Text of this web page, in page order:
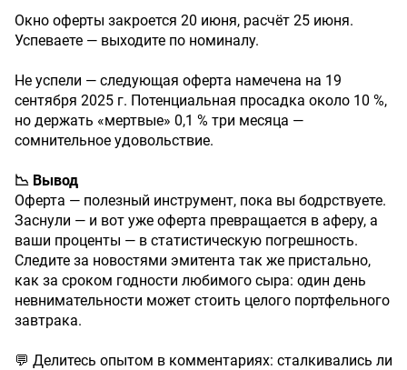
Окно оферты закроется 20 июня, расчёт 25 июня.
Успеваете — выходите по номиналу.
Не успели — следующая оферта намечена на 19
сентября 2025 г. Потенциальная просадка около 10 %,
но держать «мертвые» 0,1 % три месяца —
сомнительное удовольствие.
📉 Вывод
Оферта — полезный инструмент, пока вы бодрствуете.
Заснули — и вот уже оферта превращается в аферу, а
ваши проценты — в статистическую погрешность.
Следите за новостями эмитента так же пристально,
как за сроком годности любимого сыра: один день
невнимательности может стоить целого портфельного
завтрака.
💬 Делитесь опытом в комментариях: сталкивались ли